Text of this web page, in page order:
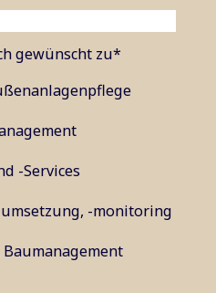
gewünscht zu*
-Services
-monitoring